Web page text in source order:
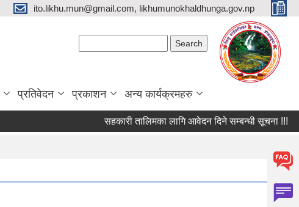
ito.likhu.mun@gmail.com, likhumunokhaldhunga.gov.np
प्रतिवेदन प्रकाशन अन्य कार्यक्रमहरु
सहकारी तालिमका लागि आवेदन दिने सम्बन्धी सूचना !!!